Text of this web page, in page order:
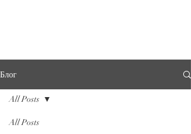
Блог
All Posts
All Posts